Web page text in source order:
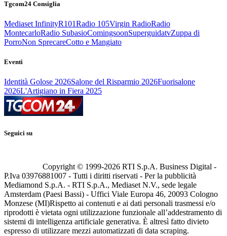
Tgcom24 Consiglia
Mediaset InfinityR101Radio 105Virgin RadioRadio
MontecarloRadio SubasioComingsoonSuperguidatvZuppa di
PorroNon SprecareCotto e Mangiato
Eventi
Identità Golose 2026Salone del Risparmio 2026Fuorisalone
2026L'Artigiano in Fiera 2025
Seguici su
Copyright © 1999-2026 RTI S.p.A. Business Digital -
P.Iva 03976881007 - Tutti i diritti riservati - Per la pubblicità
Mediamond S.p.A. - RTI S.p.A., Mediaset N.V., sede legale
Amsterdam (Paesi Bassi) - Uffici Viale Europa 46, 20093 Cologno
Monzese (MI)Rispetto ai contenuti e ai dati personali trasmessi e/o
riprodotti è vietata ogni utilizzazione funzionale all’addestramento di
sistemi di intelligenza artificiale generativa. È altresì fatto divieto
espresso di utilizzare mezzi automatizzati di data scraping.